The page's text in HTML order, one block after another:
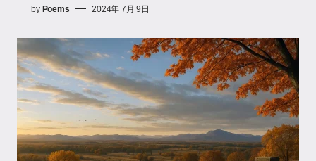
by Poems 2024年 7月 9日